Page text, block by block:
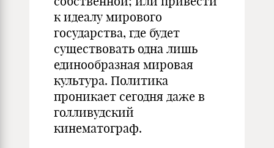
к идеалу мирового
государства, где будет
существовать одна лишь
единообразная мировая
культура. Политика
проникает сегодня даже в
голливудский
кинематограф.